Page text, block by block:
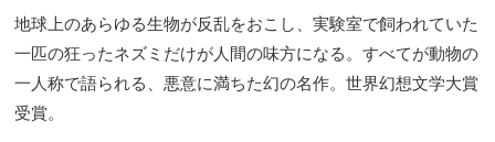
地球上のあらゆる生物が反乱をおこし、実験室で飼われていた
一匹の狂ったネズミだけが人間の味方になる。すべてが動物の
一人称で語られる、悪意に満ちた幻の名作。世界幻想文学大賞
受賞。